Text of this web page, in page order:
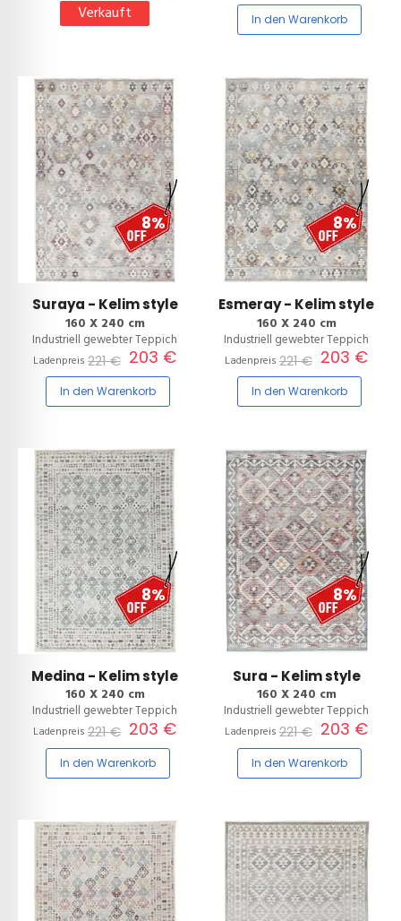
Verkauft In den Warenkorb
8%
Suraya - Kelim style
160 X 240 cm
Industriell gewebter Teppich
Ladenpreis 221 € 203 €
In den Warenkorb
8%
Esmeray - Kelim style
160 X 240 cm
Industriell gewebter Teppich
Ladenpreis 221 € 203 €
In den Warenkorb
8%
Medina - Kelim style
160 X 240 cm
Industriell gewebter Teppich
Ladenpreis 221 € 203 €
In den Warenkorb
8%
Sura - Kelim style
160 X 240 cm
Industriell gewebter Teppich
Ladenpreis 221 € 203 €
In den Warenkorb